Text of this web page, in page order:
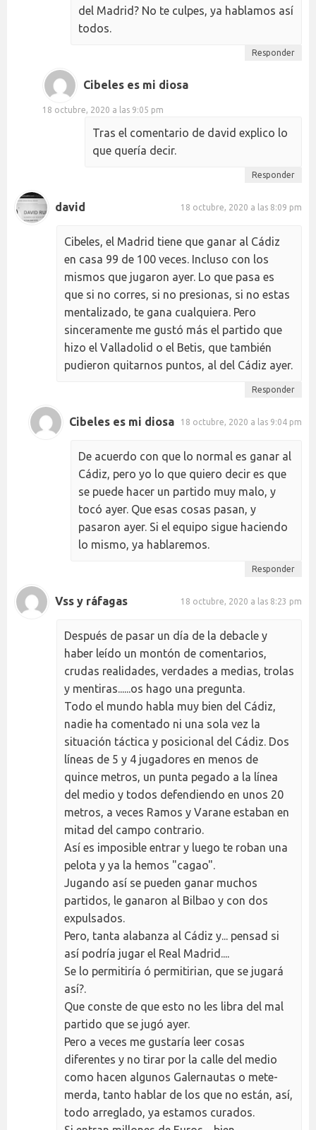
del Madrid? No te culpes, ya hablamos así
todos.
Responder
Cibeles es mi diosa
18 octubre, 2020 a las 9:05 pm
Tras el comentario de david explico lo
que quería decir.
Responder
david 18 octubre, 2020 a las 8:09 pm
Cibeles, el Madrid tiene que ganar al Cádiz
en casa 99 de 100 veces. Incluso con los
mismos que jugaron ayer. Lo que pasa es
que si no corres, si no presionas, si no estas
mentalizado, te gana cualquiera. Pero
sinceramente me gustó más el partido que
hizo el Valladolid o el Betis, que también
pudieron quitarnos puntos, al del Cádiz ayer.
Responder
Cibeles es mi diosa 18 octubre, 2020 a las 9:04 pm
De acuerdo con que lo normal es ganar al
Cádiz, pero yo lo que quiero decir es que
se puede hacer un partido muy malo, y
tocó ayer. Que esas cosas pasan, y
pasaron ayer. Si el equipo sigue haciendo
lo mismo, ya hablaremos.
Responder
Vss y ráfagas 18 octubre, 2020 a las 8:23 pm
Después de pasar un día de la debacle y
haber leído un montón de comentarios,
crudas realidades, verdades a medias, trolas
y mentiras......os hago una pregunta.
Todo el mundo habla muy bien del Cádiz,
nadie ha comentado ni una sola vez la
situación táctica y posicional del Cádiz. Dos
líneas de 5 y 4 jugadores en menos de
quince metros, un punta pegado a la línea
del medio y todos defendiendo en unos 20
metros, a veces Ramos y Varane estaban en
mitad del campo contrario.
Así es imposible entrar y luego te roban una
pelota y ya la hemos "cagao".
Jugando así se pueden ganar muchos
partidos, le ganaron al Bilbao y con dos
expulsados.
Pero, tanta alabanza al Cádiz y... pensad si
así podría jugar el Real Madrid....
Se lo permitiría ó permitirian, que se jugará
así?.
Que conste de que esto no les libra del mal
partido que se jugó ayer.
Pero a veces me gustaría leer cosas
diferentes y no tirar por la calle del medio
como hacen algunos Galernautas o mete-
merda, tanto hablar de los que no están, así,
todo arreglado, ya estamos curados.